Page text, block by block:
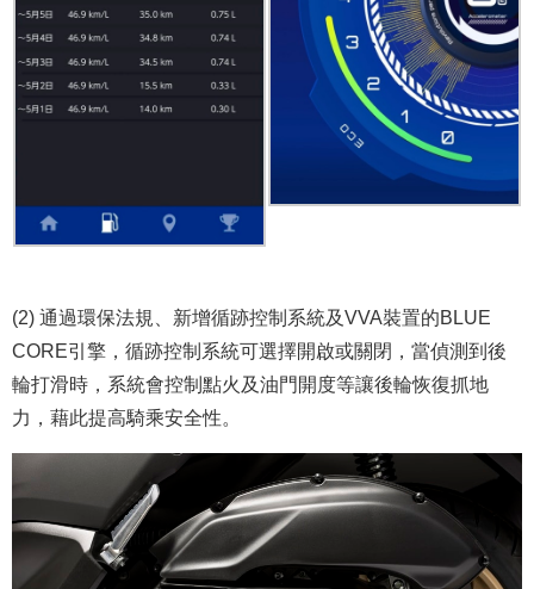
(2) 通過環保法規、新增循跡控制系統及VVA裝置的BLUE
CORE引擎，循跡控制系統可選擇開啟或關閉，當偵測到後
輪打滑時，系統會控制點火及油門開度等讓後輪恢復抓地
力，藉此提高騎乘安全性。